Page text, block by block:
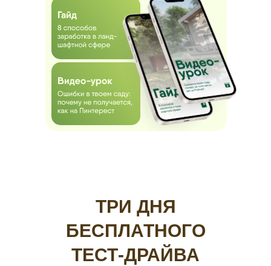
ТРИ ДНЯ
БЕСПЛАТНОГО
ТЕСТ-ДРАЙВА